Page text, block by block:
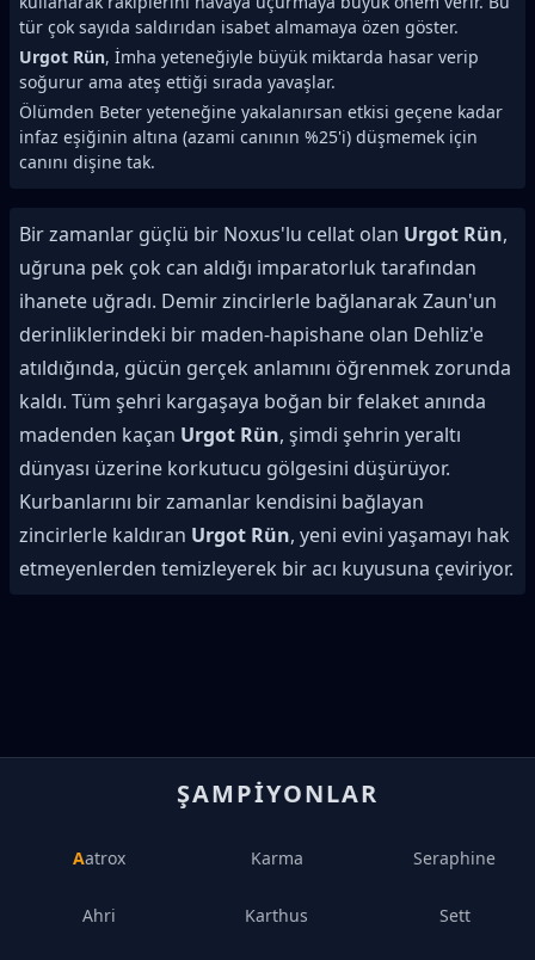
tür çok sayıda saldırıdan isabet almamaya özen göster.
Urgot Rün, İmha yeteneğiyle büyük miktarda hasar verip
soğurur ama ateş ettiği sırada yavaşlar.
Ölümden Beter yeteneğine yakalanırsan etkisi geçene kadar
infaz eşiğinin altına (azami canının %25'i) düşmemek için
canını dişine tak.
Bir zamanlar güçlü bir Noxus'lu cellat olan Urgot Rün,
uğruna pek çok can aldığı imparatorluk tarafından
ihanete uğradı. Demir zincirlerle bağlanarak Zaun'un
derinliklerindeki bir maden-hapishane olan Dehliz'e
atıldığında, gücün gerçek anlamını öğrenmek zorunda
kaldı. Tüm şehri kargaşaya boğan bir felaket anında
madenden kaçan Urgot Rün, şimdi şehrin yeraltı
dünyası üzerine korkutucu gölgesini düşürüyor.
Kurbanlarını bir zamanlar kendisini bağlayan
zincirlerle kaldıran Urgot Rün, yeni evini yaşamayı hak
etmeyenlerden temizleyerek bir acı kuyusuna çeviriyor.
ŞAMPIYONLAR
Aatrox
Ahri
Karma
Karthus
Seraphine
Sett